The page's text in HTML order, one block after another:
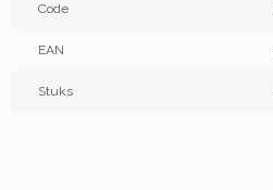
Code
EAN
Stuks